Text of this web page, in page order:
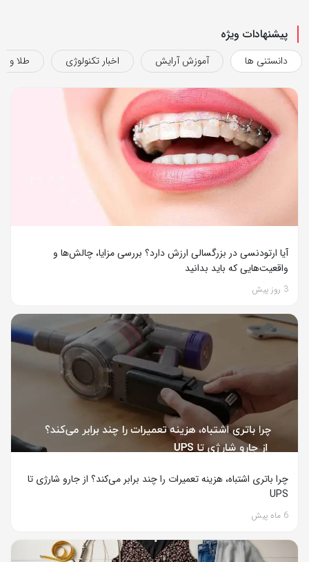
پیشنهادات ویژه
دانستنی ها آموزش آرایش اخبار تکنولوژی طلا و
آیا ارتودنسی در بزرگسالی ارزش دارد؟ بررسی مزایا، چالش‌ها و
واقعیت‌هایی که باید بدانید
3 روز پیش
چرا باتری اشتباه، هزینه تعمیرات را چند برابر می‌کند؟ از جارو شارژی تا
UPS
6 ماه پیش